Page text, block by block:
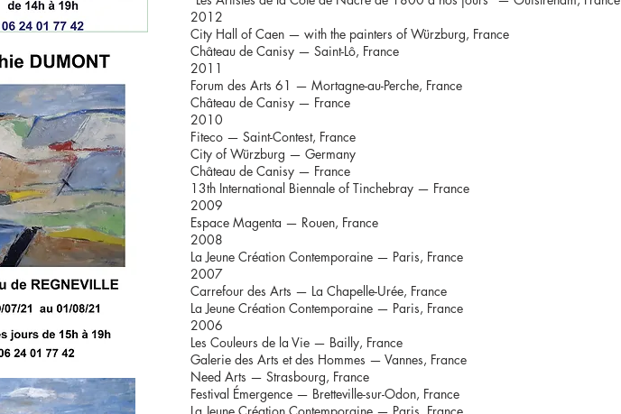
2012
City Hall of Caen — with the painters of Würzburg, France
Château de Canisy — Saint-Lô, France
2011
Forum des Arts 61 — Mortagne-au-Perche, France
Château de Canisy — France
2010
Fiteco — Saint-Contest, France
City of Würzburg — Germany
Château de Canisy — France
13th International Biennale of Tinchebray — France
2009
Espace Magenta — Rouen, France
2008
La Jeune Création Contemporaine — Paris, France
2007
Carrefour des Arts — La Chapelle-Urée, France
La Jeune Création Contemporaine — Paris, France
2006
Les Couleurs de la Vie — Bailly, France
Galerie des Arts et des Hommes — Vannes, France
Need Arts — Strasbourg, France
Festival Émergence — Bretteville-sur-Odon, France